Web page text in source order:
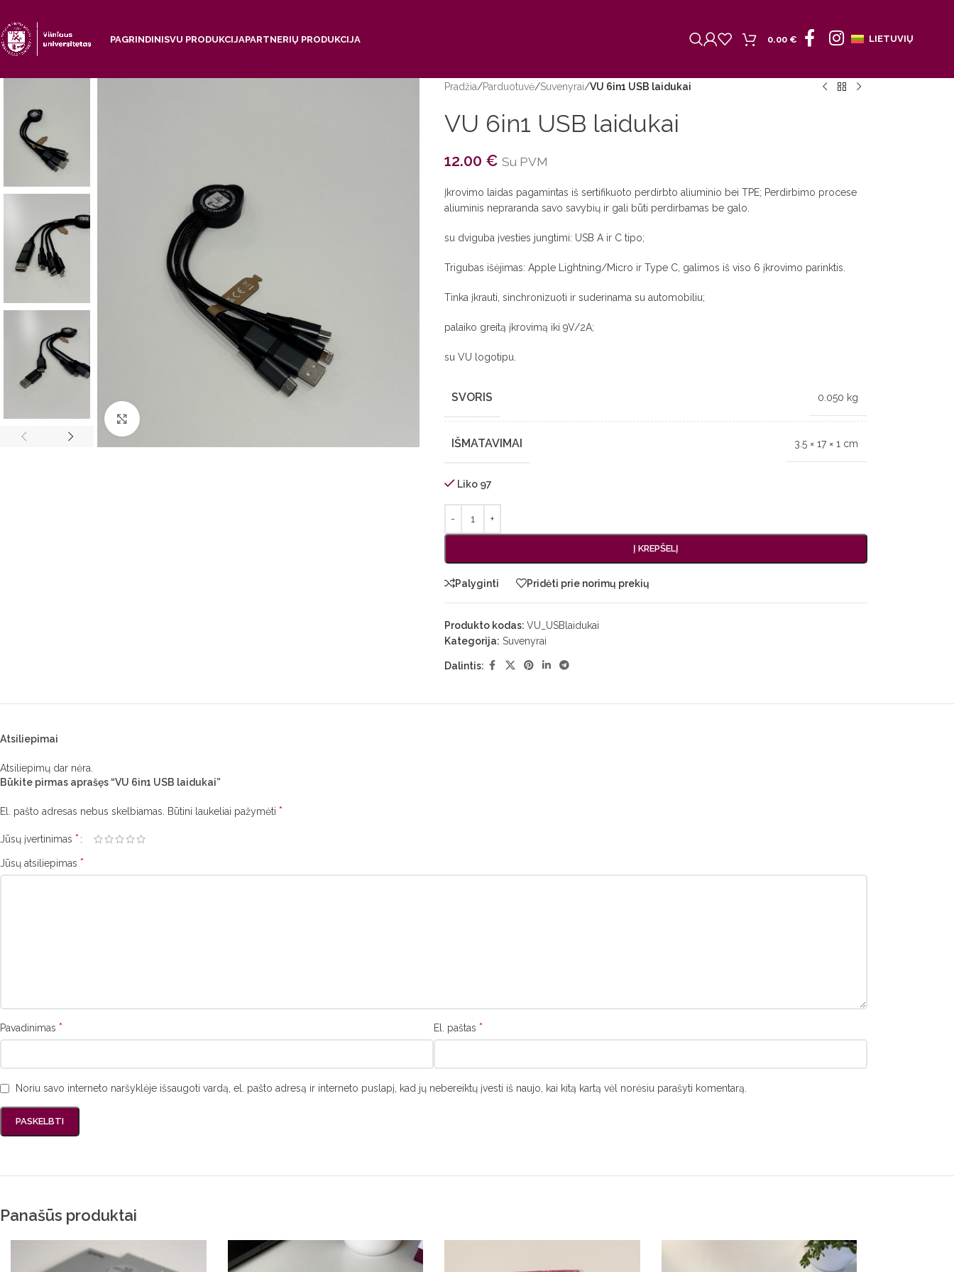
Skip to main content
PAGRINDINISVU PRODUKCIJAPARTNERIŲ PRODUKCIJA 0.00 € LIETUVIŲ
Pradžia/Parduotuvė/Suvenyrai/VU 6in1 USB laidukai
VU 6in1 USB laidukai
12.00 € Su PVM
Įkrovimo laidas pagamintas iš sertifikuoto perdirbto aliuminio bei TPE; Perdirbimo procese
aliuminis nepraranda savo savybių ir gali būti perdirbamas be galo.
su dviguba įvesties jungtimi: USB A ir C tipo;
Trigubas išėjimas: Apple Lightning/Micro ir Type C, galimos iš viso 6 įkrovimo parinktis.
Tinka įkrauti, sinchronizuoti ir suderinama su automobiliu;
palaiko greitą įkrovimą iki 9V/2A;
su VU logotipu.
SVORIS 0.050 kg
IŠMATAVIMAI 3.5 × 17 × 1 cm
Liko 97
Į KREPŠELĮ
Palyginti Pridėti prie norimų prekių
Produkto kodas: VU_USBlaidukai
Kategorija: Suvenyrai
Dalintis:
Atsiliepimai
Atsiliepimų dar nėra.
Būkite pirmas aprašęs “VU 6in1 USB laidukai”
El. pašto adresas nebus skelbiamas. Būtini laukeliai pažymėti *
Jūsų įvertinimas *
Jūsų atsiliepimas *
Pavadinimas * El. paštas *
Noriu savo interneto naršyklėje išsaugoti vardą, el. pašto adresą ir interneto puslapį, kad jų nebereiktų įvesti iš naujo, kai kitą kartą vėl norėsiu parašyti komentarą.
Panašūs produktai